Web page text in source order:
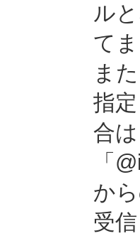
ル
て
ま
指
合
「
か
受